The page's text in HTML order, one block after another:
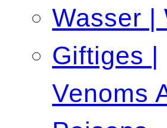
Wasser |
Giftiges |
Venoms